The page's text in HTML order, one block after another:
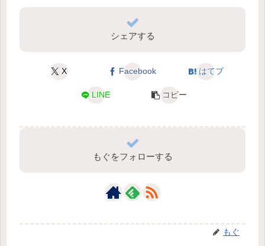
シェアする
X Facebook はてブ
LINE コピー
もぐをフォローする
もぐ